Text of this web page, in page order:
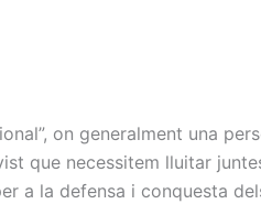
on generalment una
que necessitem lluitar
a la defensa i conquesta